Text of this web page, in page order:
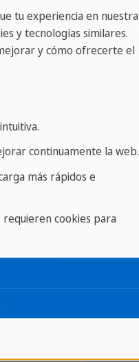
algunos
donde
tu experiencia en nuestra
y tecnologías similares.
y cómo ofrecerte el
continuamente la web.
más rápidos e
cookies para